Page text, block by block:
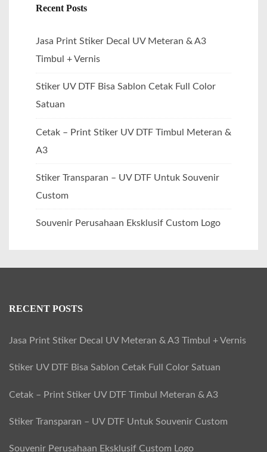
Recent Posts
Jasa Print Stiker Decal UV Meteran & A3
Timbul + Vernis
Stiker UV DTF Bisa Sablon Cetak Full Color
Satuan
Cetak – Print Stiker UV DTF Timbul Meteran &
A3
Stiker Transparan – UV DTF Untuk Souvenir
Custom
Souvenir Perusahaan Eksklusif Custom Logo
RECENT POSTS
Jasa Print Stiker Decal UV Meteran & A3 Timbul + Vernis
Stiker UV DTF Bisa Sablon Cetak Full Color Satuan
Cetak – Print Stiker UV DTF Timbul Meteran & A3
Stiker Transparan – UV DTF Untuk Souvenir Custom
Souvenir Perusahaan Eksklusif Custom Logo